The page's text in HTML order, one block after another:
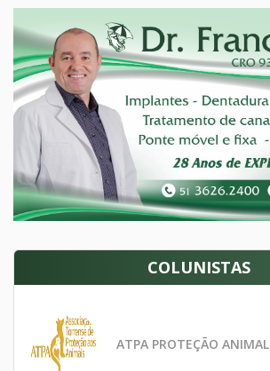
COLUNISTAS
ATPA PROTEÇÃO ANIMAL